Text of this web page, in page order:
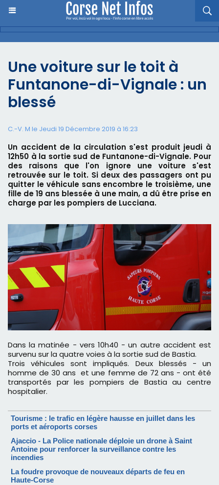
Une voiture sur le toit à
Funtanone-di-Vignale : un
blessé
C.-V. M le Jeudi 19 Décembre 2019 à 16:23
Un accident de la circulation s'est produit jeudi à
12h50 à la sortie sud de Funtanone-di-Vignale. Pour
des raisons que l'on ignore une voiture s'est
retrouvée sur le toit. Si deux des passagers ont pu
quitter le véhicule sans encombre le troisième, une
fille de 19 ans blessée à une main, a dû être prise en
charge par les pompiers de Lucciana.
Dans la matinée - vers 10h40 - un autre accident est
survenu sur la quatre voies à la sortie sud de Bastia.
Trois véhicules sont impliqués. Deux blessés - un
homme de 30 ans et une femme de 72 ans - ont été
transportés par les pompiers de Bastia au centre
hospitalier.
Tourisme : le trafic en légère hausse en juillet dans les
ports et aéroports corses
Ajaccio - La Police nationale déploie un drone à Saint
Antoine pour renforcer la surveillance contre les
incendies
La foudre provoque de nouveaux départs de feu en
Haute-Corse